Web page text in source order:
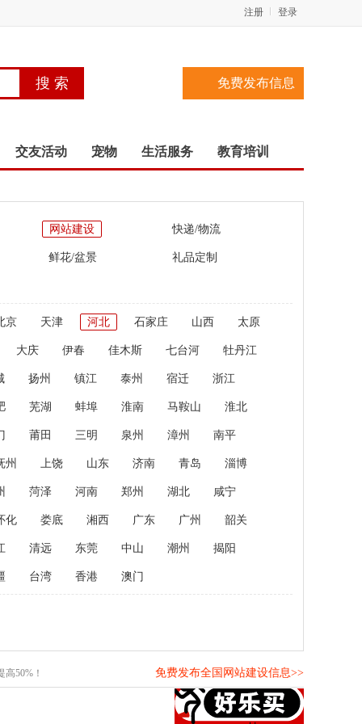
登录
注册
免费发布信息
交友活动 宠物 生活服务 教育培训
网站建设 快递/物流
鲜花/盆景 礼品定制
京 天津 河北 石家庄 山西 太原
大庆 伊春 佳木斯 七台河 牡丹江
扬州 镇江 泰州 宿迁 浙江
芜湖 蚌埠 淮南 马鞍山 淮北
莆田 三明 泉州 漳州 南平
州 上饶 山东 济南 青岛 淄博
菏泽 河南 郑州 湖北 咸宁
化 娄底 湘西 广东 广州 韶关
清远 东莞 中山 潮州 揭阳
台湾 香港 澳门
50%！ 免费发布全国网站建设信息>>